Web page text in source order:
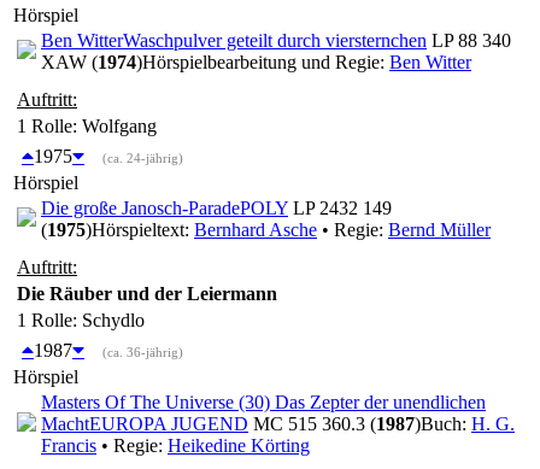
Hörspiel
Ben WitterWaschpulver geteilt durch viersternchen LP 88 340
XAW (1974)Hörspielbearbeitung und Regie: Ben Witter
Auftritt:
1 Rolle: Wolfgang
1975
(ca. 24-jährig)
Hörspiel
Die große Janosch-ParadePOLY LP 2432 149
(1975)Hörspieltext: Bernhard Asche • Regie: Bernd Müller
Auftritt:
Die Räuber und der Leiermann
1 Rolle: Schydlo
1987
(ca. 36-jährig)
Hörspiel
Masters Of The Universe (30) Das Zepter der unendlichen
MachtEUROPA JUGEND MC 515 360.3 (1987)Buch: H. G.
Francis • Regie: Heikedine Körting